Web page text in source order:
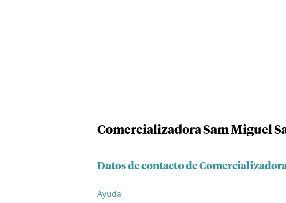
Comercializadora Sam Miguel
Datos de contacto de
Ayuda